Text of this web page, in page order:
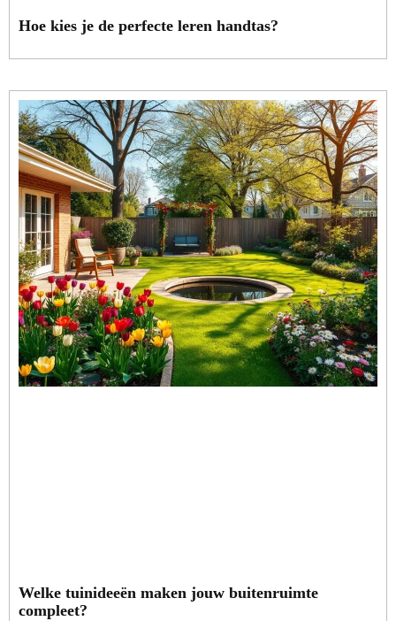
Hoe kies je de perfecte leren handtas?
Welke tuinideeën maken jouw buitenruimte
compleet?